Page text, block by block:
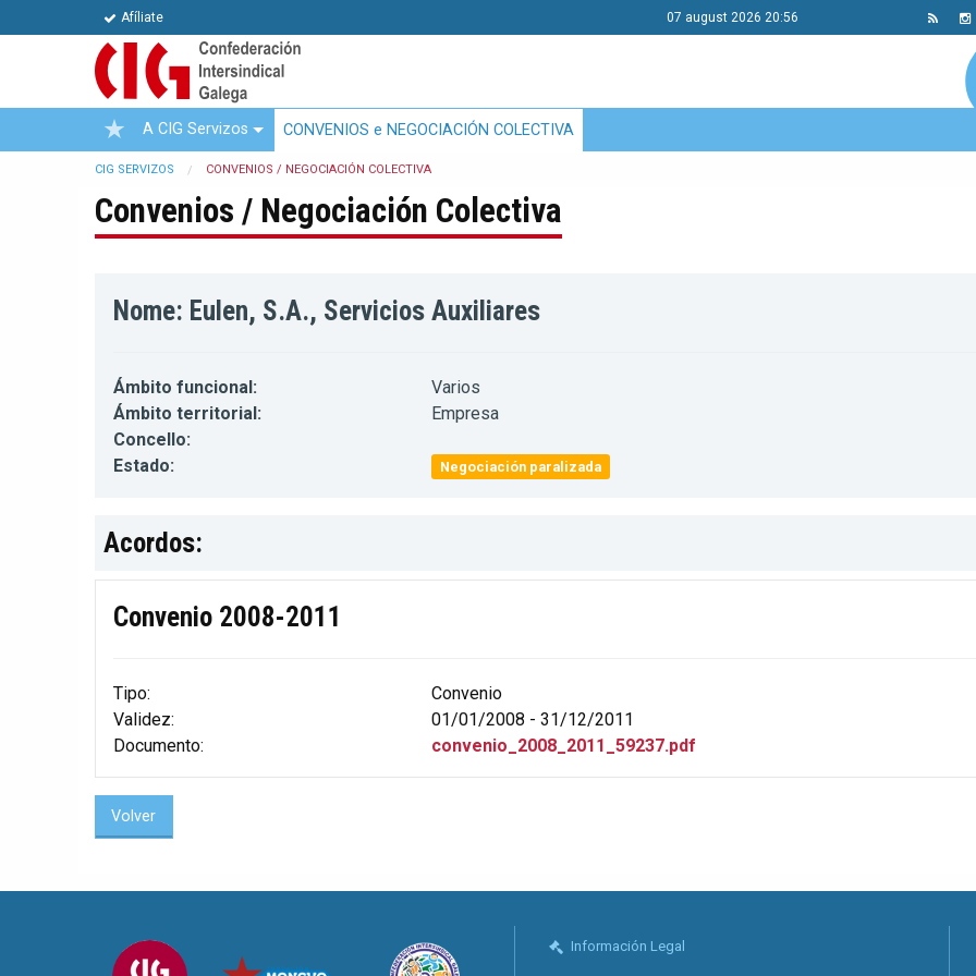
Afíliate 07 august 2026 20:56
A CIG Servizos CONVENIOS e NEGOCIACIÓN COLECTIVA
CIG SERVIZOS CONVENIOS / NEGOCIACIÓN COLECTIVA
Convenios / Negociación Colectiva
Nome: Eulen, S.A., Servicios Auxiliares
Ámbito funcional:
Varios
Ámbito territorial:
Empresa
Concello:
Estado:
Negociación paralizada
Acordos:
Convenio 2008-2011
Tipo:
Convenio
Validez:
01/01/2008 - 31/12/2011
Documento:
convenio_2008_2011_59237.pdf
Volver
Información Legal